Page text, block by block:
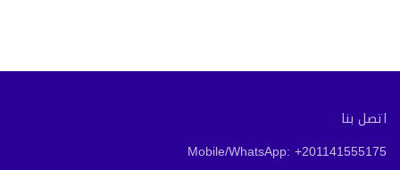
اتصل بنا
Mobile/WhatsApp: +201141555175